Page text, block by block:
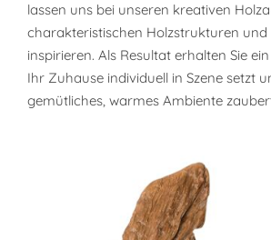
lassen uns bei unseren kreativen
charakteristischen Holzstrukturen
inspirieren. Als Resultat erhalten Sie
Ihr Zuhause individuell in Szene setzt
gemütliches, warmes Ambiente